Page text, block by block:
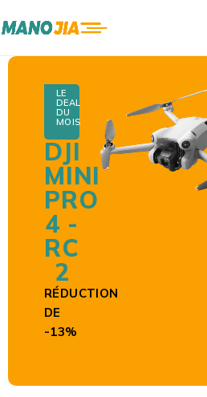
LE
DEAL
DU
MOIS
DJI
MINI
PRO
4 -
RC
2
RÉDUCTION
DE
-13%